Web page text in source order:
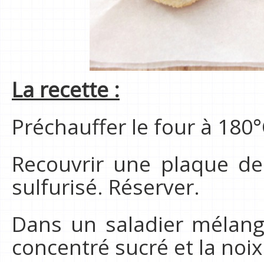
La recette :
Préchauffer le four à
Recouvrir une plaque
sulfurisé. Réserver.
Dans un saladier
concentré sucré et la